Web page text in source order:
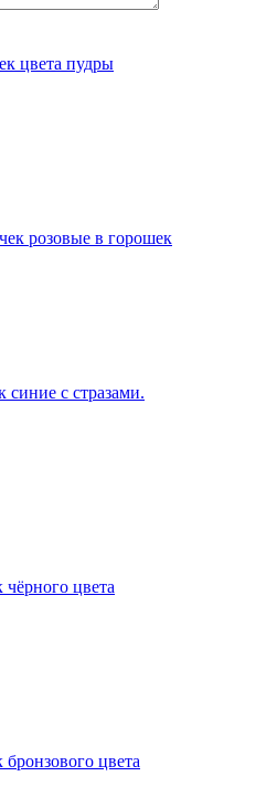
цвета пудры
розовые в горошек
синие с стразами.
цвета
цвета